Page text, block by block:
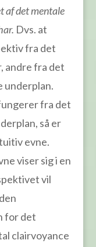
af det mentale
Dvs. at
fra det
andre fra det
underplan.
fra det
så er
evne.
viser sig i en
vil
for det
clairvoyance